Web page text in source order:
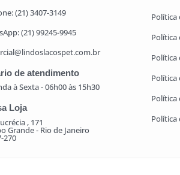
(21) 3407-3149
(21) 99245-9945
de atendimento
à Sexta - 06h00 às 15h30
Loja
, 171
Grande - Rio de Janeiro
270
Política
Política
Política
Política
Política
Política